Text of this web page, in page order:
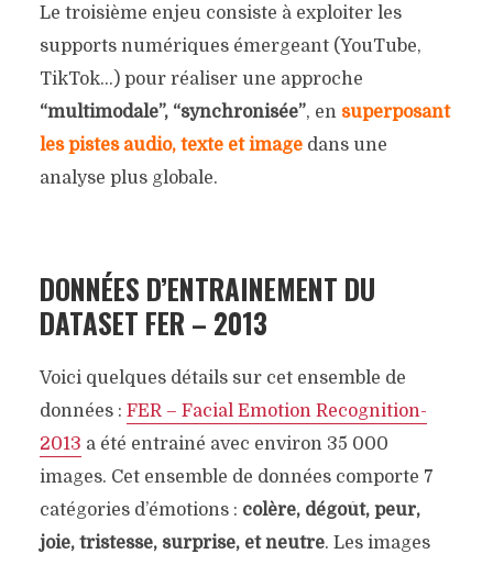
Le troisième enjeu consiste à exploiter les
supports numériques émergeant (YouTube,
TikTok…) pour réaliser une approche
“multimodale”, “synchronisée”, en superposant
les pistes audio, texte et imagedans une
analyse plus globale.
DONNÉES D’ENTRAINEMENT DU
DATASET FER – 2013
Voici quelques détails sur cet ensemble de
données : FER – Facial Emotion Recognition-
2013 a été entrainé avec environ 35 000
images. Cet ensemble de données comporte 7
catégories d’émotions : colère, dégoût, peur,
joie, tristesse, surprise, et neutre. Les images